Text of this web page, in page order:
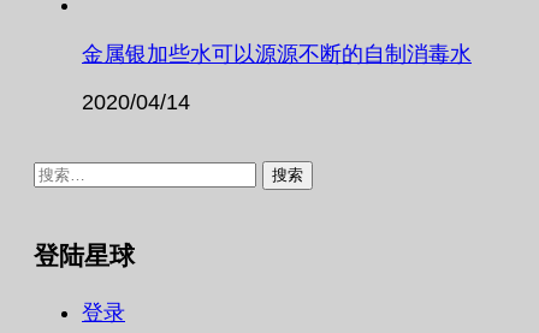
金属银加些水可以源源不断的自制消毒水
2020/04/14
搜
登陆星球
登录